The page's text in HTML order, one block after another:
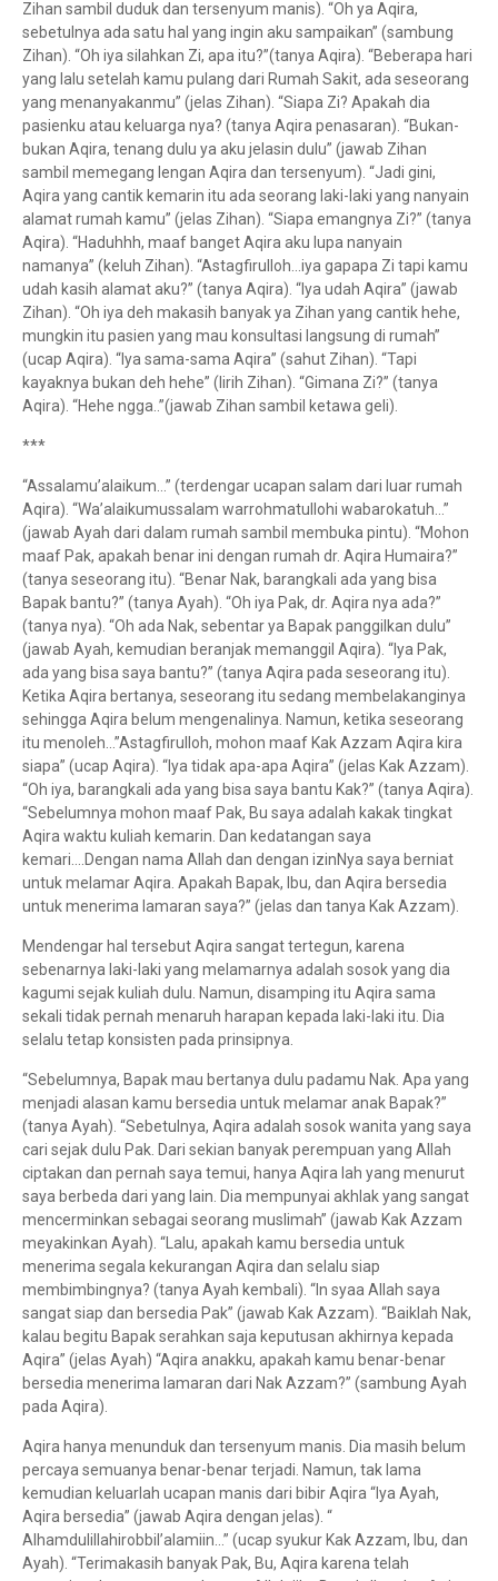
Zihan sambil duduk dan tersenyum manis). “Oh ya Aqira,
sebetulnya ada satu hal yang ingin aku sampaikan” (sambung
Zihan). “Oh iya silahkan Zi, apa itu?”(tanya Aqira). “Beberapa hari
yang lalu setelah kamu pulang dari Rumah Sakit, ada seseorang
yang menanyakanmu” (jelas Zihan). “Siapa Zi? Apakah dia
pasienku atau keluarga nya? (tanya Aqira penasaran). “Bukan-
bukan Aqira, tenang dulu ya aku jelasin dulu” (jawab Zihan
sambil memegang lengan Aqira dan tersenyum). “Jadi gini,
Aqira yang cantik kemarin itu ada seorang laki-laki yang nanyain
alamat rumah kamu” (jelas Zihan). “Siapa emangnya Zi?” (tanya
Aqira). “Haduhhh, maaf banget Aqira aku lupa nanyain
namanya” (keluh Zihan). “Astagfirulloh…iya gapapa Zi tapi kamu
udah kasih alamat aku?” (tanya Aqira). “Iya udah Aqira” (jawab
Zihan). “Oh iya deh makasih banyak ya Zihan yang cantik hehe,
mungkin itu pasien yang mau konsultasi langsung di rumah”
(ucap Aqira). “Iya sama-sama Aqira” (sahut Zihan). “Tapi
kayaknya bukan deh hehe” (lirih Zihan). “Gimana Zi?” (tanya
Aqira). “Hehe ngga..”(jawab Zihan sambil ketawa geli).
***
“Assalamu’alaikum…” (terdengar ucapan salam dari luar rumah
Aqira). “Wa’alaikumussalam warrohmatullohi wabarokatuh…”
(jawab Ayah dari dalam rumah sambil membuka pintu). “Mohon
maaf Pak, apakah benar ini dengan rumah dr. Aqira Humaira?”
(tanya seseorang itu). “Benar Nak, barangkali ada yang bisa
Bapak bantu?” (tanya Ayah). “Oh iya Pak, dr. Aqira nya ada?”
(tanya nya). “Oh ada Nak, sebentar ya Bapak panggilkan dulu”
(jawab Ayah, kemudian beranjak memanggil Aqira). “Iya Pak,
ada yang bisa saya bantu?” (tanya Aqira pada seseorang itu).
Ketika Aqira bertanya, seseorang itu sedang membelakanginya
sehingga Aqira belum mengenalinya. Namun, ketika seseorang
itu menoleh…”Astagfirulloh, mohon maaf Kak Azzam Aqira kira
siapa” (ucap Aqira). “Iya tidak apa-apa Aqira” (jelas Kak Azzam).
“Oh iya, barangkali ada yang bisa saya bantu Kak?” (tanya Aqira).
“Sebelumnya mohon maaf Pak, Bu saya adalah kakak tingkat
Aqira waktu kuliah kemarin. Dan kedatangan saya
kemari….Dengan nama Allah dan dengan izinNya saya berniat
untuk melamar Aqira. Apakah Bapak, Ibu, dan Aqira bersedia
untuk menerima lamaran saya?” (jelas dan tanya Kak Azzam).
Mendengar hal tersebut Aqira sangat tertegun, karena
sebenarnya laki-laki yang melamarnya adalah sosok yang dia
kagumi sejak kuliah dulu. Namun, disamping itu Aqira sama
sekali tidak pernah menaruh harapan kepada laki-laki itu. Dia
selalu tetap konsisten pada prinsipnya.
“Sebelumnya, Bapak mau bertanya dulu padamu Nak. Apa yang
menjadi alasan kamu bersedia untuk melamar anak Bapak?”
(tanya Ayah). “Sebetulnya, Aqira adalah sosok wanita yang saya
cari sejak dulu Pak. Dari sekian banyak perempuan yang Allah
ciptakan dan pernah saya temui, hanya Aqira lah yang menurut
saya berbeda dari yang lain. Dia mempunyai akhlak yang sangat
mencerminkan sebagai seorang muslimah” (jawab Kak Azzam
meyakinkan Ayah). “Lalu, apakah kamu bersedia untuk
menerima segala kekurangan Aqira dan selalu siap
membimbingnya? (tanya Ayah kembali). “In syaa Allah saya
sangat siap dan bersedia Pak” (jawab Kak Azzam). “Baiklah Nak,
kalau begitu Bapak serahkan saja keputusan akhirnya kepada
Aqira” (jelas Ayah) “Aqira anakku, apakah kamu benar-benar
bersedia menerima lamaran dari Nak Azzam?” (sambung Ayah
pada Aqira).
Aqira hanya menunduk dan tersenyum manis. Dia masih belum
percaya semuanya benar-benar terjadi. Namun, tak lama
kemudian keluarlah ucapan manis dari bibir Aqira “Iya Ayah,
Aqira bersedia” (jawab Aqira dengan jelas). “
Alhamdulillahirobbil’alamiin…” (ucap syukur Kak Azzam, Ibu, dan
Ayah). “Terimakasih banyak Pak, Bu, Aqira karena telah